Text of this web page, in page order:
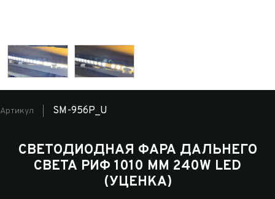
Артикул SM-956P_U
СВЕТОДИОДНАЯ ФАРА ДАЛЬНЕГО
СВЕТА РИФ 1010 ММ 240W LED
(УЦЕНКА)